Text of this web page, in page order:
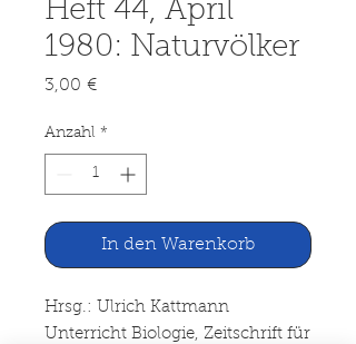
Heft 44, April
1980: Naturvölker
3,00 €Preis
Anzahl *
In den Warenkorb
Hrsg.: Ulrich Kattmann
Unterricht Biologie, Zeitschrift für